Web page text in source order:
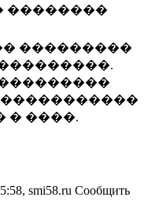
��������
���������
� ����.
smi58.ru Сообщить